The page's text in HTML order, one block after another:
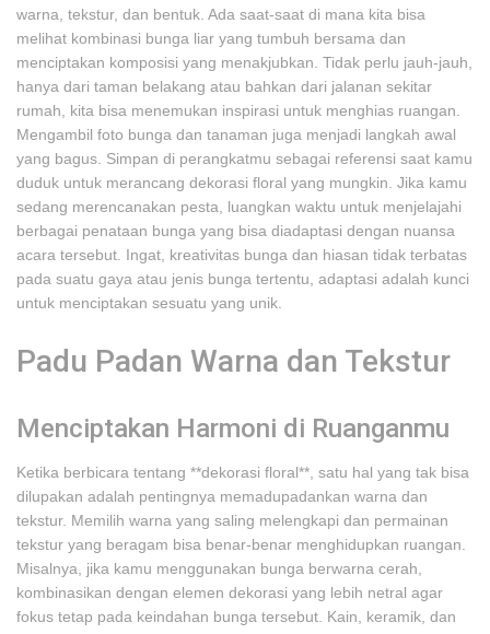
warna, tekstur, dan bentuk. Ada saat-saat di mana kita bisa
melihat kombinasi bunga liar yang tumbuh bersama dan
menciptakan komposisi yang menakjubkan. Tidak perlu jauh-jauh,
hanya dari taman belakang atau bahkan dari jalanan sekitar
rumah, kita bisa menemukan inspirasi untuk menghias ruangan.
Mengambil foto bunga dan tanaman juga menjadi langkah awal
yang bagus. Simpan di perangkatmu sebagai referensi saat kamu
duduk untuk merancang dekorasi floral yang mungkin. Jika kamu
sedang merencanakan pesta, luangkan waktu untuk menjelajahi
berbagai penataan bunga yang bisa diadaptasi dengan nuansa
acara tersebut. Ingat, kreativitas bunga dan hiasan tidak terbatas
pada suatu gaya atau jenis bunga tertentu, adaptasi adalah kunci
untuk menciptakan sesuatu yang unik.
Padu Padan Warna dan Tekstur
Menciptakan Harmoni di Ruanganmu
Ketika berbicara tentang **dekorasi floral**, satu hal yang tak bisa
dilupakan adalah pentingnya memadupadankan warna dan
tekstur. Memilih warna yang saling melengkapi dan permainan
tekstur yang beragam bisa benar-benar menghidupkan ruangan.
Misalnya, jika kamu menggunakan bunga berwarna cerah,
kombinasikan dengan elemen dekorasi yang lebih netral agar
fokus tetap pada keindahan bunga tersebut. Kain, keramik, dan